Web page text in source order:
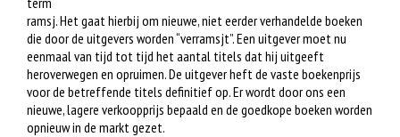
ramsj. Het gaat hierbij om nieuwe, niet eerder verhandelde boeken
die door de uitgevers worden “verramsjt”. Een uitgever moet nu
eenmaal van tijd tot tijd het aantal titels dat hij uitgeeft
heroverwegen en opruimen. De uitgever heft de vaste boekenprijs
voor de betreffende titels definitief op. Er wordt door ons een
nieuwe, lagere verkoopprijs bepaald en de goedkope boeken worden
opnieuw in de markt gezet.